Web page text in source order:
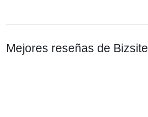
Mejores reseñas de Bizsite